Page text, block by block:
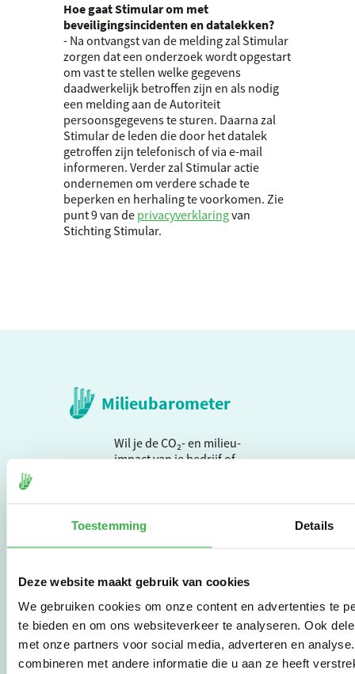
Toestemming Details
Deze website maakt gebruik van cookies
We gebruiken cookies om onze content en advertenties te
te bieden en om ons websiteverkeer te analyseren. Ook
met onze partners voor social media, adverteren en
combineren met andere informatie die u aan ze heeft
Hoe gaat Stimular om met
beveiligingsincidenten en datalekken?
- Na ontvangst van de melding zal Stimular
zorgen dat een onderzoek wordt opgestart
om vast te stellen welke gegevens
daadwerkelijk betroffen zijn en als nodig
een melding aan de Autoriteit
persoonsgegevens te sturen. Daarna zal
Stimular de leden die door het datalek
getroffen zijn telefonisch of via e-mail
informeren. Verder zal Stimular actie
ondernemen om verdere schade te
beperken en herhaling te voorkomen. Zie
punt 9 van de privacyverklaringvan
Stichting Stimular.
Milieubarometer
Wil je de CO₂- en milieu-
impact van je bedrijf of
een zeer
met effectief
verduurzamen en meld
je aan om direct aan de
slag te gaan.